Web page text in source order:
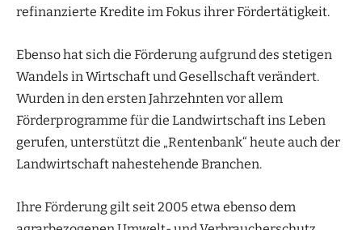
refinanzierte Kredite im Fokus ihrer Fördertätigkeit.
Ebenso hat sich die Förderung aufgrund des stetigen
Wandels in Wirtschaft und Gesellschaft verändert.
Wurden in den ersten Jahrzehnten vor allem
Förderprogramme für die Landwirtschaft ins Leben
gerufen, unterstützt die „Rentenbank“ heute auch der
Landwirtschaft nahestehende Branchen.
Ihre Förderung gilt seit 2005 etwa ebenso dem